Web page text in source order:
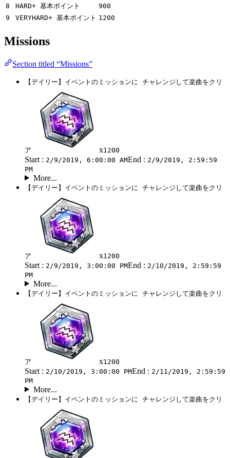
8
HARD+ 基本ポイント
900
9
VERYHARD+ 基本ポイント 1200
Missions
Section titled “Missions”
【デイリー】イベントのミッションに チャレンジして楽曲をクリ
ア x1200
Start : 2/9/2019, 6:00:00 AMEnd : 2/9/2019, 2:59:59
PM
More...
【デイリー】イベントのミッションに チャレンジして楽曲をクリ
ア x1200
Start : 2/9/2019, 3:00:00 PMEnd : 2/10/2019, 2:59:59
PM
More...
【デイリー】イベントのミッションに チャレンジして楽曲をクリ
ア x1200
Start : 2/10/2019, 3:00:00 PMEnd : 2/11/2019, 2:59:59
PM
More...
【デイリー】イベントのミッションに チャレンジして楽曲をクリ